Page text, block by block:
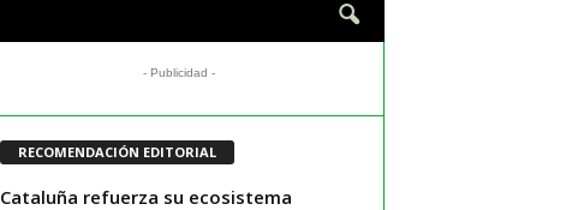
- Publicidad -
RECOMENDACIÓN EDITORIAL
Cataluña refuerza su ecosistema